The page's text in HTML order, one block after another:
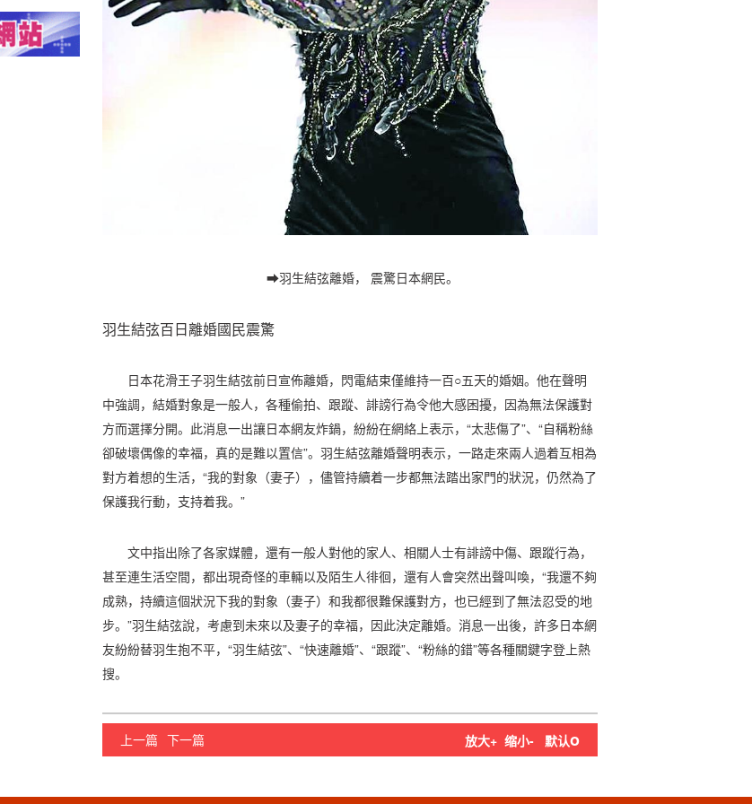
➡羽生結弦離婚， 震驚日本網民。
羽生結弦百日離婚國民震驚
日本花滑王子羽生結弦前日宣佈離婚，閃電結束僅維持一百○五天的婚姻。他在聲明
中強調，結婚對象是一般人，各種偷拍、跟蹤、誹謗行為令他大感困擾，因為無法保護對
方而選擇分開。此消息一出讓日本網友炸鍋，紛紛在網絡上表示，“太悲傷了”、“自稱粉絲
卻破壞偶像的幸福，真的是難以置信”。羽生結弦離婚聲明表示，一路走來兩人過着互相為
對方着想的生活，“我的對象（妻子），儘管持續着一步都無法踏出家門的狀況，仍然為了
保護我行動，支持着我。”
文中指出除了各家媒體，還有一般人對他的家人、相關人士有誹謗中傷、跟蹤行為，
甚至連生活空間，都出現奇怪的車輛以及陌生人徘徊，還有人會突然出聲叫喚，“我還不夠
成熟，持續這個狀況下我的對象（妻子）和我都很難保護對方，也已經到了無法忍受的地
步。”羽生結弦說，考慮到未來以及妻子的幸福，因此決定離婚。消息一出後，許多日本網
友紛紛替羽生抱不平，“羽生結弦”、“快速離婚”、“跟蹤”、“粉絲的錯”等各種關鍵字登上熱
搜。
上一篇 下一篇 放大+ 缩小- 默认o